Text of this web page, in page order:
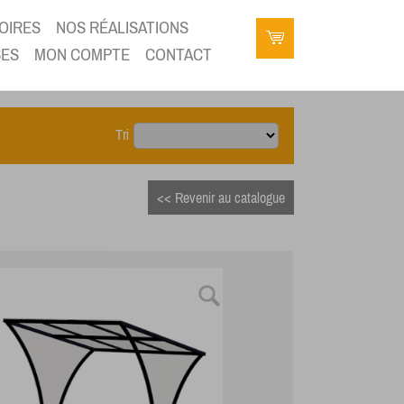
NOS RÉALISATIONS
MON COMPTE CONTACT
Tri
<< Revenir au catalogue